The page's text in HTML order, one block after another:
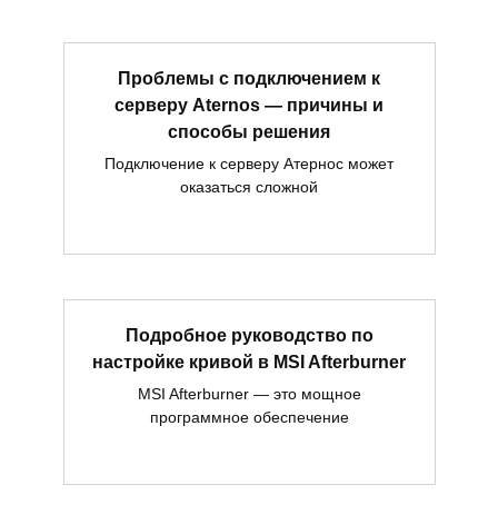
Проблемы с подключением к
серверу Aternos — причины и
способы решения
Подключение к серверу Атернос может
оказаться сложной
Подробное руководство по
настройке кривой в MSI Afterburner
MSI Afterburner — это мощное
программное обеспечение